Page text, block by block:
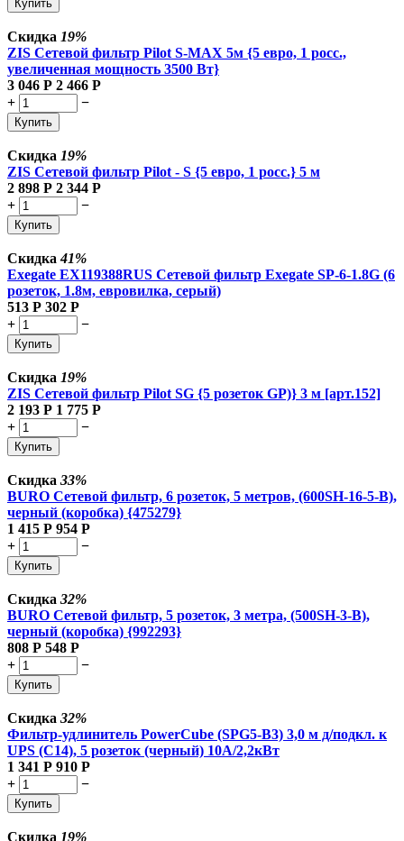
Купить
Скидка 19%
ZIS Сетевой фильтр Pilot S-MAX 5м {5 евро, 1 росс.,
увеличенная мощность 3500 Вт}
3 046 Р 2 466 Р
+
−
Купить
Скидка 19%
ZIS Сетевой фильтр Pilot - S {5 евро, 1 росс.} 5 м
2 898 Р 2 344 Р
+
−
Купить
Скидка41%
Exegate EX119388RUS Сетевой фильтр Exegate SP-6-1.8G (6
розеток, 1.8м, евровилка, серый)
513 Р 302 Р
+
−
Купить
Скидка 19%
ZIS Сетевой фильтр Pilot SG {5 розеток GP)} 3 м [арт.152]
2 193 Р 1 775 Р
+
−
Купить
Скидка 33%
BURO Сетевой фильтр, 6 розеток, 5 метров, (600SH-16-5-B),
черный (коробка) {475279}
1 415 Р 954 Р
+
−
Купить
Скидка 32%
BURO Сетевой фильтр, 5 розеток, 3 метра, (500SH-3-B),
черный (коробка) {992293}
808 Р 548 Р
+
−
Купить
Скидка 32%
Фильтр-удлинитель PowerCube (SPG5-В3) 3,0 м д/подкл. к
UPS (C14), 5 розеток (черный) 10А/2,2кВт
1 341 Р 910 Р
+
−
Купить
Скидка 19%